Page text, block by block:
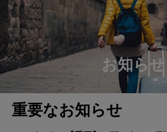
お知らせ
重要なお知らせ